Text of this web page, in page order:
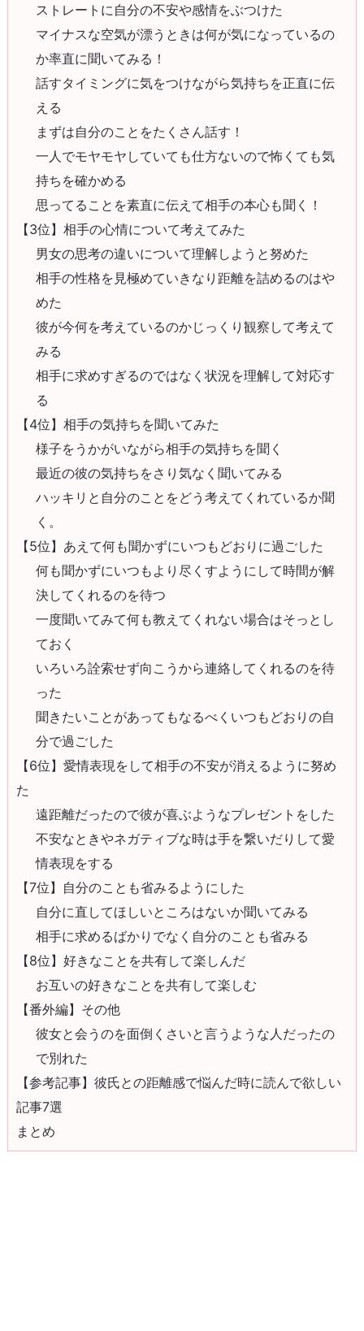
ストレートに自分の不安や感情をぶつけた
マイナスな空気が漂うときは何が気になっているの
か率直に聞いてみる！
話すタイミングに気をつけながら気持ちを正直に伝
える
まずは自分のことをたくさん話す！
一人でモヤモヤしていても仕方ないので怖くても気
持ちを確かめる
思ってることを素直に伝えて相手の本心も聞く！
【3位】相手の心情について考えてみた
男女の思考の違いについて理解しようと努めた
相手の性格を見極めていきなり距離を詰めるのはや
めた
彼が今何を考えているのかじっくり観察して考えて
みる
相手に求めすぎるのではなく状況を理解して対応す
る
【4位】相手の気持ちを聞いてみた
様子をうかがいながら相手の気持ちを聞く
最近の彼の気持ちをさり気なく聞いてみる
ハッキリと自分のことをどう考えてくれているか聞
く。
【5位】あえて何も聞かずにいつもどおりに過ごした
何も聞かずにいつもより尽くすようにして時間が解
決してくれるのを待つ
一度聞いてみて何も教えてくれない場合はそっとし
ておく
いろいろ詮索せず向こうから連絡してくれるのを待
った
聞きたいことがあってもなるべくいつもどおりの自
分で過ごした
【6位】愛情表現をして相手の不安が消えるように努め
た
遠距離だったので彼が喜ぶようなプレゼントをした
不安なときやネガティブな時は手を繋いだりして愛
情表現をする
【7位】自分のことも省みるようにした
自分に直してほしいところはないか聞いてみる
相手に求めるばかりでなく自分のことも省みる
【8位】好きなことを共有して楽しんだ
お互いの好きなことを共有して楽しむ
【番外編】その他
彼女と会うのを面倒くさいと言うような人だったの
で別れた
【参考記事】彼氏との距離感で悩んだ時に読んで欲しい
記事7選
まとめ